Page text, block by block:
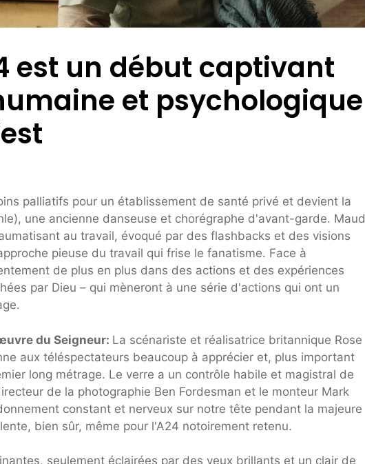
est un début captivant
et psychologique
palliatifs pour un établissement de santé privé et devient la
une ancienne danseuse et chorégraphe d'avant-garde. Maud
au travail, évoqué par des flashbacks et des visions
pieuse du travail qui frise le fanatisme. Face à
de plus en plus dans des actions et des expériences
par Dieu – qui mèneront à une série d'actions qui ont un
du Seigneur: La scénariste et réalisatrice britannique Rose
aux téléspectateurs beaucoup à apprécier et, plus important
long métrage. Le verre a un contrôle habile et magistral de
de la photographie Ben Fordesman et le monteur Mark
constant et nerveux sur notre tête pendant la majeure
bien sûr, même pour l'A24 notoirement retenu.
seulement éclairées par des yeux brillants et un clair de